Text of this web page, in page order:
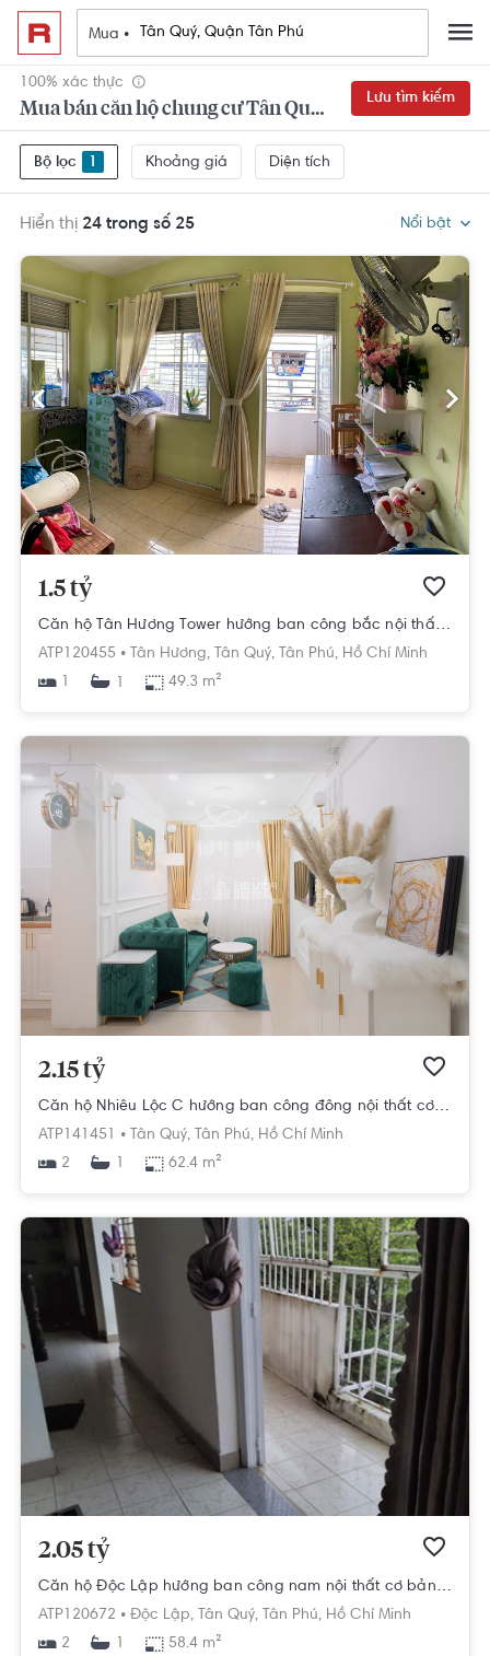
Mua •
100% xác thực
Mua bán căn hộ chung cư Tân Quý, Quận Tân Phú
Lưu tìm kiếm
Bộ lọc 1 Khoảng giá Diện tích
Hiển thị 24 trong số 25 Nổi bật
1.5 tỷ
Căn hộ Tân Hương Tower hướng ban công bắc nội thất cơ bản diện tích 49.3m²
ATP120455 • Tân Hương, Tân Quý, Tân Phú, Hồ Chí Minh
1
1 49.3 m²
2.15 tỷ
Căn hộ Nhiêu Lộc C hướng ban công đông nội thất cơ bản diện tích 62.4m².
ATP141451 •
Tân Quý, Tân Phú, Hồ Chí Minh
2
1 62.4 m²
2.05 tỷ
Căn hộ Độc Lập hướng ban công nam nội thất cơ bản diện tích 58.4m²
ATP120672 • Độc Lập, Tân Quý, Tân Phú, Hồ Chí Minh
2
1 58.4 m²